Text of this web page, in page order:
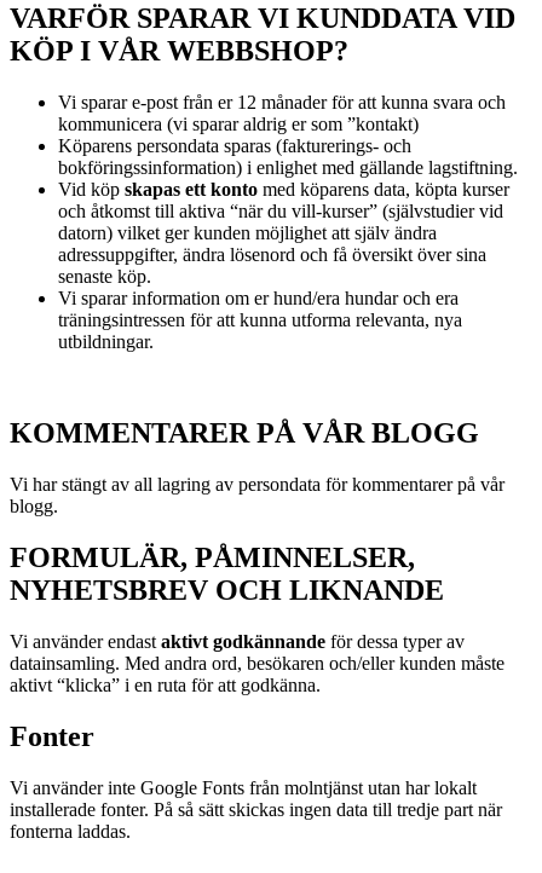
VARFÖR SPARAR VI KUNDDATA VID
KÖP I VÅR WEBBSHOP?
Vi sparar e-post från er 12 månader för att kunna svara och
kommunicera (vi sparar aldrig er som ”kontakt)
Köparens persondata sparas (fakturerings- och
bokföringssinformation) i enlighet med gällande lagstiftning.
Vid köp skapas ett konto med köparens data, köpta kurser
och åtkomst till aktiva “när du vill-kurser” (självstudier vid
datorn) vilket ger kunden möjlighet att själv ändra
adressuppgifter, ändra lösenord och få översikt över sina
senaste köp.
Vi sparar information om er hund/era hundar och era
träningsintressen för att kunna utforma relevanta, nya
utbildningar.
KOMMENTARER PÅ VÅR BLOGG
Vi har stängt av all lagring av persondata för kommentarer på vår
blogg.
FORMULÄR, PÅMINNELSER,
NYHETSBREV OCH LIKNANDE
Vi använder endast aktivt godkännande för dessa typer av
datainsamling. Med andra ord, besökaren och/eller kunden måste
aktivt “klicka” i en ruta för att godkänna.
Fonter
Vi använder inte Google Fonts från molntjänst utan har lokalt
installerade fonter. På så sätt skickas ingen data till tredje part när
fonterna laddas.